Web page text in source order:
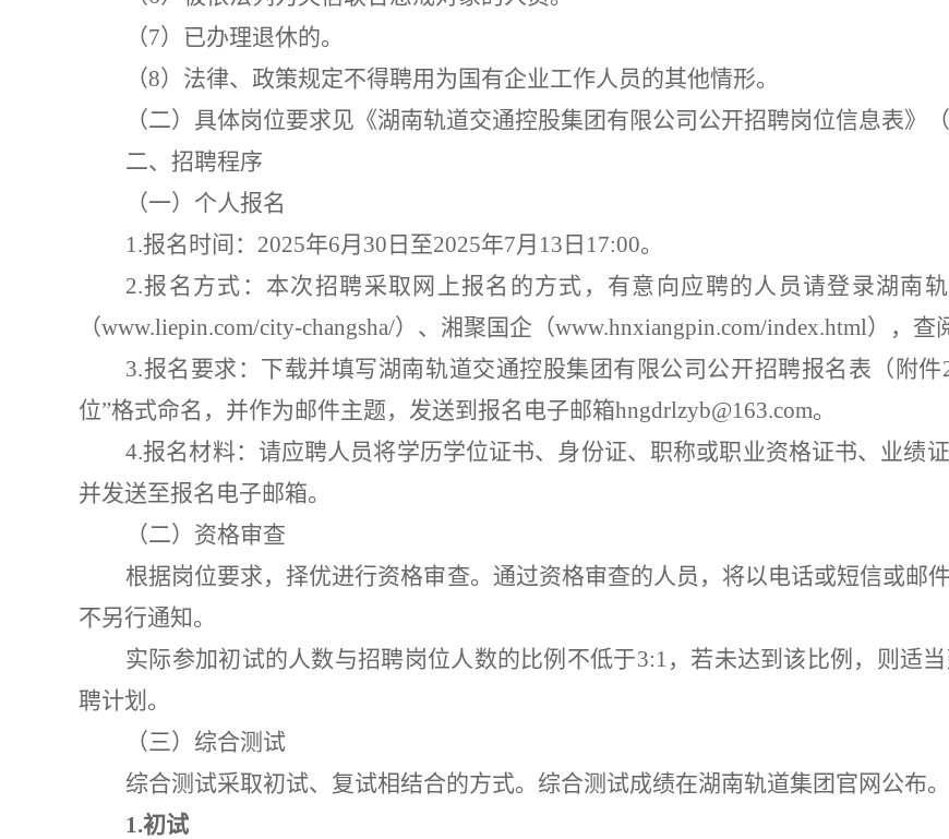
（7）已办理退休的。
（8）法律、政策规定不得聘用为 国有企业工作人员的其他情形。
（二）具体岗位要求见《湖南轨道交通控股集团有限公司公开招聘岗位信息表》
（
二、招聘程序
（一）个人报名
1.报名时间： 2025年6月 30 日至2025年7月 13 日 17:00。
2.报名方式：本次招聘采取网上报名的方式，有意向应聘的人员请登录湖南
（www.liepin.com/city-changsha/） 、湘聚国企（www.hnxiangpin.com/index.html） ， 查
3.报名要求：下载并填写湖南轨道交通控股集团有限公司公开招聘报名表（附件
位”格式命名，并作为邮件主题，发送到 报名电子邮箱hngdrlzyb@163.com。
4.报名材料：请应聘人员将学历学位证书、身份证、职称或职业资格证书、业绩
并发送至报名电子邮箱。
（二）资格审查
根据岗位要求，择优进行资格审查。通过资格审查的人员， 将以电话或短信或邮
不另行通知。
实际参加初试的人数与招聘岗位人数的比例不低于3:1 ，若未达到该比例 ， 则适
聘计划。
（三）综合测试
综合测试采取初试、复试相结合的方式。 综合测试成绩在湖南轨道集团官网公布。
1.初试